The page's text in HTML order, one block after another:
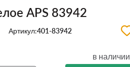
APS 83942
Артикул:401-83942
в наличии